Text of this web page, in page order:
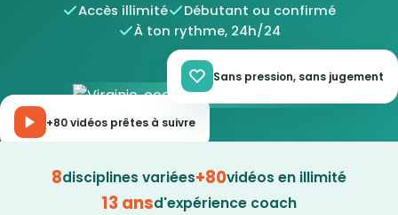
Accès illimité
Débutant ou confirmé
À ton rythme, 24h/24
+80 vidéos prêtes à suivre
Sans pression, sans jugement
8disciplines variées+80vidéos en illimité
13 ansd'expérience coach